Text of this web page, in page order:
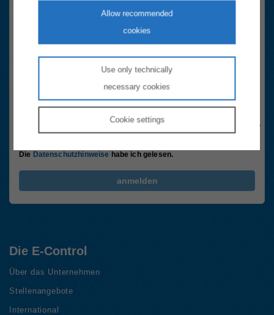
Allow recommended
cookies
Use only technically
necessary cookies
Cookie settings
Die E-Control
Über das Unternehmen
Stellenangebote
International
Marktteilnehmer Newsletter
Registrieren Sie sich hier schnell und einfach. Sie erhalten sechsmal
Anti-Roboter-Verifizierung
Hier klicken
Captcha ⇗
Die Datenschutzhinweise habe ich gelesen.
FriendlyCaptcha Checkbox (keine Interaktion)
anmelden